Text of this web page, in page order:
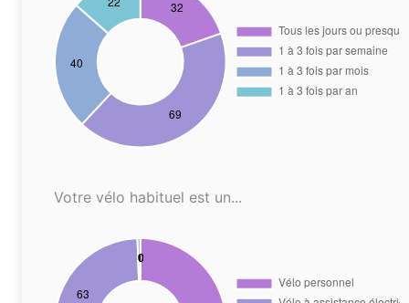
Votre vélo habituel est un...